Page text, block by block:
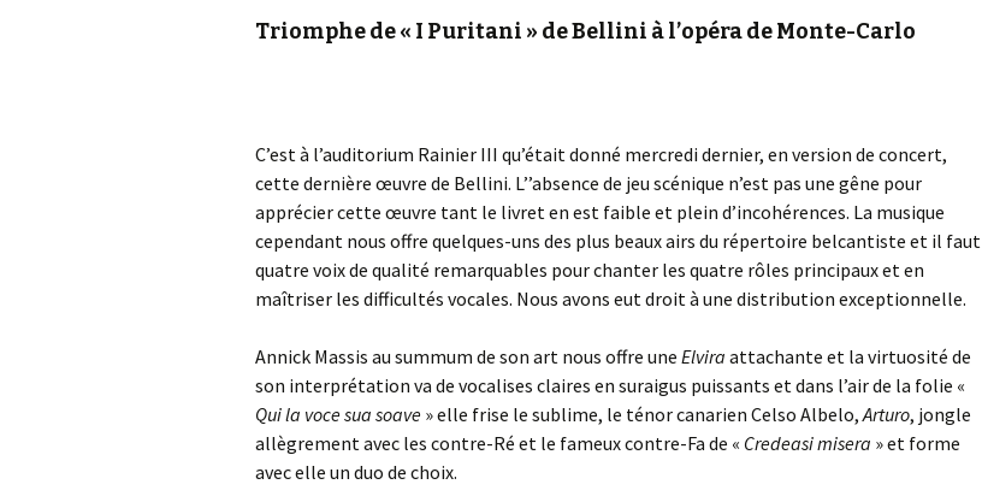
Triomphe de « I Puritani » de Bellini à l’opéra de Monte-Carlo
C’est à l’auditorium Rainier III qu’était donné mercredi dernier, en version de concert,
cette dernière œuvre de Bellini. L’’absence de jeu scénique n’est pas une gêne pour
apprécier cette œuvre tant le livret en est faible et plein d’incohérences. La musique
cependant nous offre quelques-uns des plus beaux airs du répertoire belcantiste et il faut
quatre voix de qualité remarquables pour chanter les quatre rôles principaux et en
maîtriser les difficultés vocales. Nous avons eut droit à une distribution exceptionnelle.
Annick Massis au summum de son art nous offre une Elvira attachante et la virtuosité de
son interprétation va de vocalises claires en suraigus puissants et dans l’air de la folie «
Qui la voce sua soave » elle frise le sublime, le ténor canarien Celso Albelo,Arturo, jongle
allègrement avec les contre-Ré et le fameux contre-Fa de « Credeasi misera » et forme
avec elle un duo de choix.